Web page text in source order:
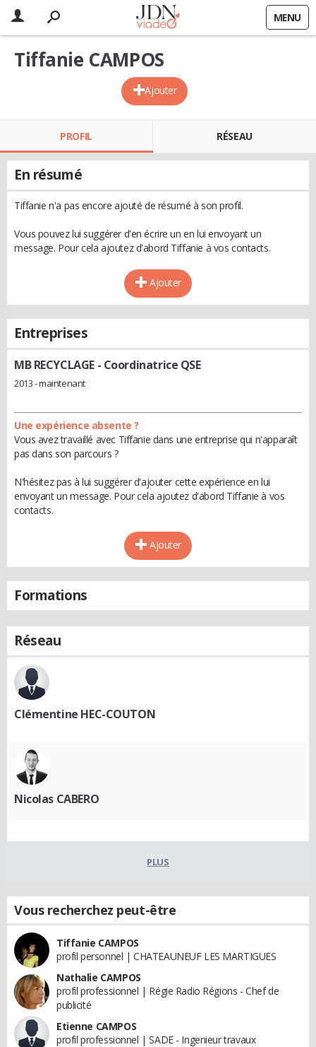
MENU
Ajouter
Tiffanie CAMPOS
PROFIL RÉSEAU
En résumé
Tiffanie n'a pas encore ajouté de résumé à son profil.
Vous pouvez lui suggérer d'en écrire un en lui envoyant un
message. Pour cela ajoutez d'abord Tiffanie à vos contacts.
Ajouter
Entreprises
MB RECYCLAGE- Coordinatrice QSE
2013 - maintenant
Une expérience absente ?
Vous avez travaillé avec Tiffanie dans une entreprise qui n'apparaît
pas dans son parcours ?
N'hésitez pas à lui suggérer d'ajouter cette expérience en lui
envoyant un message. Pour cela ajoutez d'abord Tiffanie à vos
contacts.
Ajouter
Formations
Réseau
Clémentine HEC-COUTON
Nicolas CABERO
PLUS
Vous recherchez peut-être
Tiffanie CAMPOS
profil personnel | CHATEAUNEUF LES MARTIGUES
Nathalie CAMPOS
profil professionnel | Régie Radio Régions - Chef de
publicité
Etienne CAMPOS
profil professionnel | SADE - Ingenieur travaux